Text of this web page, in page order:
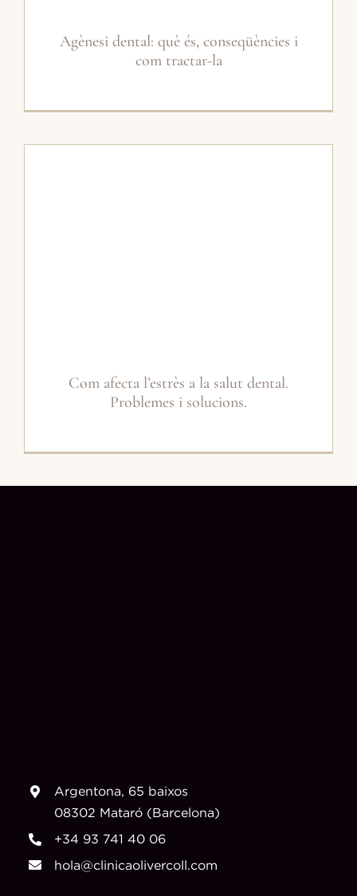
Agènesi dental: què és, conseqüències i
com tractar-la
Com afecta l’estrès a la salut dental.
Problemes i solucions.
Argentona, 65 baixos
08302 Mataró (Barcelona)
+34 93 741 40 06
hola@clinicaolivercoll.com